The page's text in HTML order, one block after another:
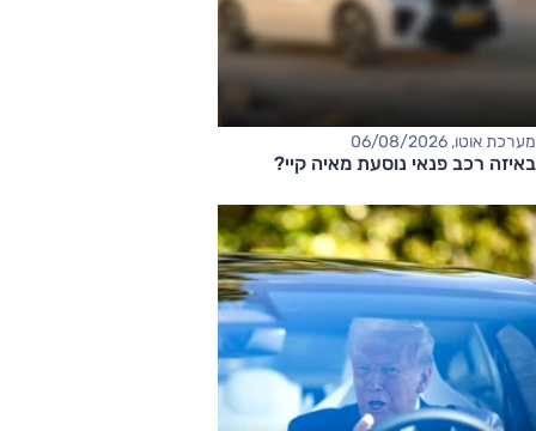
מערכת אוטו, 06/08/2026
באיזה רכב פנאי נוסעת מאיה קיי?